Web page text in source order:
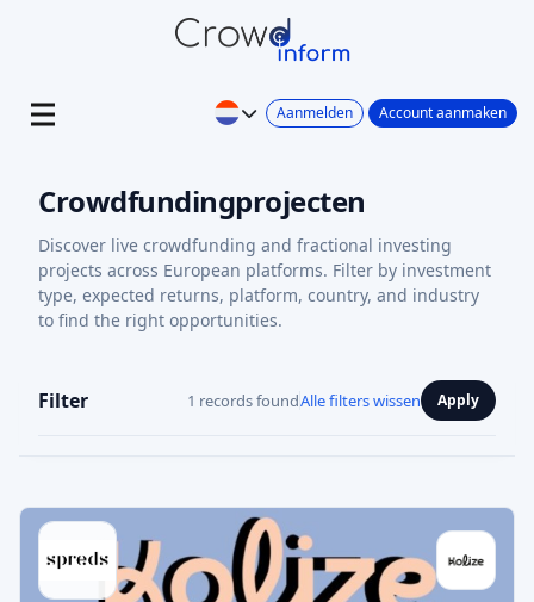
Aanmelden Account aanmaken
Crowdfundingprojecten
Discover live crowdfunding and fractional investing
projects across European platforms. Filter by investment
type, expected returns, platform, country, and industry
to find the right opportunities.
Filter 1 records foundAlle filters wissen Apply